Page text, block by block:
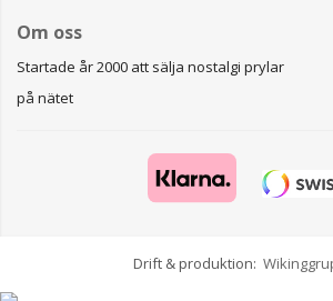
Om oss
Startade år 2000 att sälja nostalgi prylar
på nätet
Drift & produktion: